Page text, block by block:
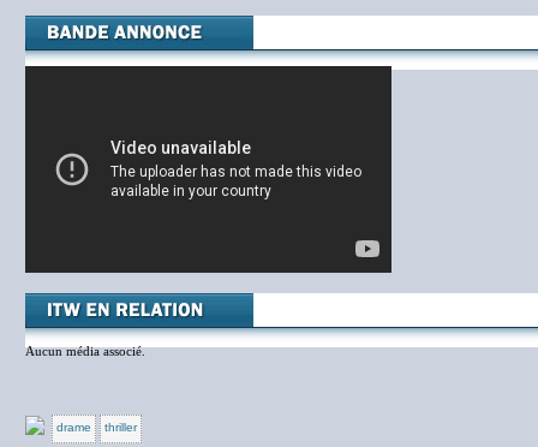
Aucun média associé.
drame thriller